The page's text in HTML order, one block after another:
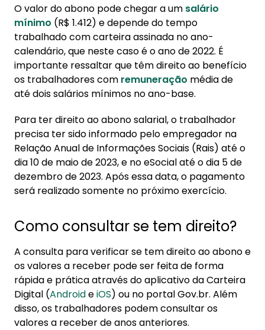
O valor do abono pode chegar a um salário
mínimo (R$ 1.412) e depende do tempo
trabalhado com carteira assinada no ano-
calendário, que neste caso é o ano de 2022. É
importante ressaltar que têm direito ao benefício
os trabalhadores com remuneração média de
até dois salários mínimos no ano-base.
Para ter direito ao abono salarial, o trabalhador
precisa ter sido informado pelo empregador na
Relação Anual de Informações Sociais (Rais) até o
dia 10 de maio de 2023, e no eSocial até o dia 5 de
dezembro de 2023. Após essa data, o pagamento
será realizado somente no próximo exercício.
Como consultar se tem direito?
A consulta para verificar se tem direito ao abono e
os valores a receber pode ser feita de forma
rápida e prática através do aplicativo da Carteira
Digital (AndroideiOS) ou no portal Gov.br. Além
disso, os trabalhadores podem consultar os
valores a receber de anos anteriores.